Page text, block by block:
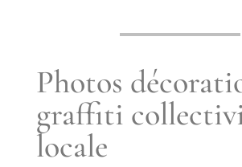
Photos
graffiti
locale